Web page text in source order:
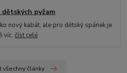
pyžam
nový kabát, ale pro dětský spánek je
víc.číst celé
všechny články